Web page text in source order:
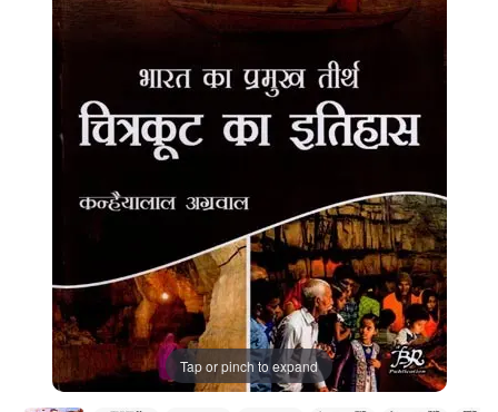
Tap or pinch to expand